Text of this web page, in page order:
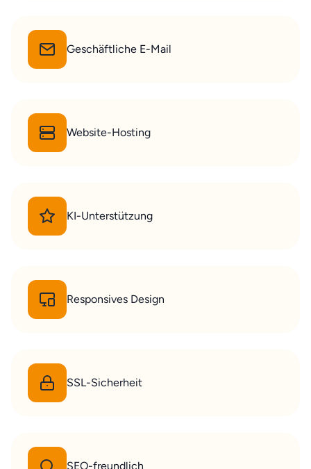
Geschäftliche E-Mail
Website-Hosting
KI-Unterstützung
Responsives Design
SSL-Sicherheit
SEO-freundlich